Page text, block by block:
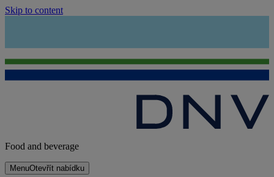
Skip to content
Food and beverage
MenuOtevřít nabídku